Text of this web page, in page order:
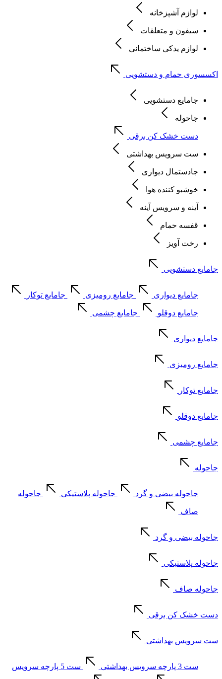
لوازم آشپزخانه
سیفون و متعلقات
لوازم یدکی ساختمانی
اکسسوری حمام و دستشویی
جامایع دستشویی
جاحوله
دست خشک کن برقی
ست سرویس بهداشتی
جادستمال دیواری
خوشبو کننده هوا
آینه و سرویس آینه
قفسه حمام
رخت آویز
جامایع دستشویی
جامایع دیواری جامایع رومیزی جامایع توکار
جامایع دوقلو جامایع چشمی
جامایع دیواری
جامایع رومیزی
جامایع توکار
جامایع دوقلو
جامایع چشمی
جاحوله
جاحوله بیضی و گرد جاحوله پلاستیکی جاحوله
صاف
جاحوله بیضی و گرد
جاحوله پلاستیکی
جاحوله صاف
دست خشک کن برقی
ست سرویس بهداشتی
ست 3 پارچه سرویس بهداشتی ست 5 پارچه سرویس